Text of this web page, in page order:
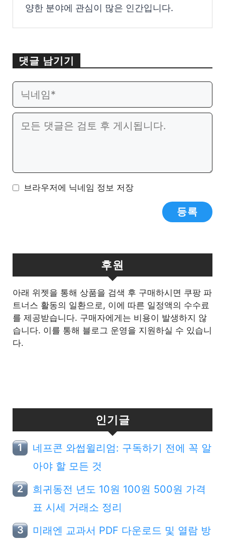
양한 분야에 관심이 많은 인간입니다.
댓글 남기기
댓
이
일
웹
이
브라우저에 닉네임 정보 저장
후원
아래 위젯을 통해 상품을 검색 후 구매하시면 쿠팡 파
트너스 활동의 일환으로, 이에 따른 일정액의 수수료
를 제공받습니다. 구매자에게는 비용이 발생하지 않
습니다. 이를 통해 블로그 운영을 지원하실 수 있습니
다.
인기글
네프콘 와썹윌리엄: 구독하기 전에 꼭 알
아야 할 모든 것
희귀동전 년도 10원 100원 500원 가격
표 시세 거래소 정리
미래엔 교과서 PDF 다운로드 및 열람 방